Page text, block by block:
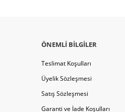
ÖNEMLI BILGILER
Teslimat Koşulları
Üyelik Sözleşmesi
Satış Sözleşmesi
Garanti ve İade Koşulları